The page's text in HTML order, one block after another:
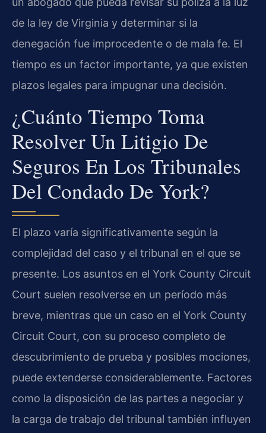
de la ley de Virginia y determinar si la
denegación fue improcedente o de mala fe. El
tiempo es un factor importante, ya que existen
plazos legales para impugnar una decisión.
¿Cuánto Tiempo Toma
Resolver Un Litigio De
Seguros En Los Tribunales
Del Condado De York?
El plazo varía significativamente según la
complejidad del caso y el tribunal en el que se
presente. Los asuntos en el York County Circuit
Court suelen resolverse en un período más
breve, mientras que un caso en el York County
Circuit Court, con su proceso completo de
descubrimiento de prueba y posibles mociones,
puede extenderse considerablemente. Factores
como la disposición de las partes a negociar y
la carga de trabajo del tribunal también influyen